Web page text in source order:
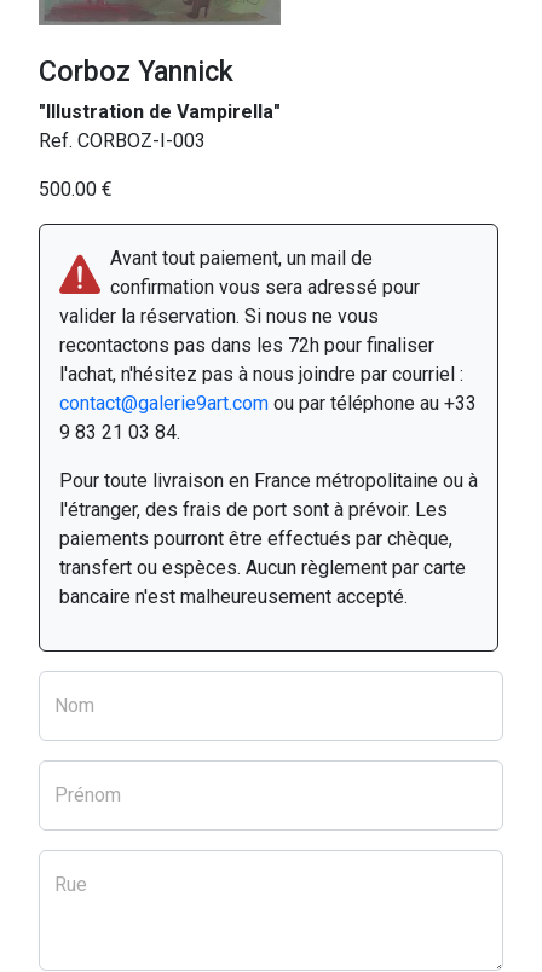
Corboz Yannick
"Illustration de Vampirella"
Ref. CORBOZ-I-003
500.00 €
Avant tout paiement, un mail de
confirmation vous sera adressé pour
valider la réservation. Si nous ne vous
recontactons pas dans les 72h pour finaliser
l'achat, n'hésitez pas à nous joindre par courriel :
contact@galerie9art.com ou par téléphone au +33
9 83 21 03 84.
Pour toute livraison en France métropolitaine ou à
l'étranger, des frais de port sont à prévoir. Les
paiements pourront être effectués par chèque,
transfert ou espèces. Aucun règlement par carte
bancaire n'est malheureusement accepté.
Nom
Prénom
Rue